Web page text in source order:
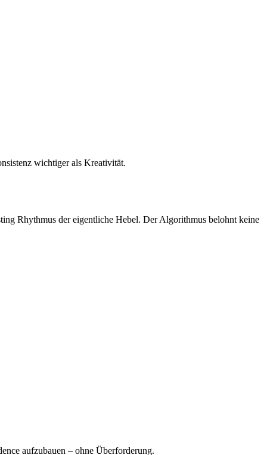
wichtiger als Kreativität.
Rhythmus der eigentliche Hebel. Der Algorithmus belohnt keine
aufzubauen – ohne Überforderung.